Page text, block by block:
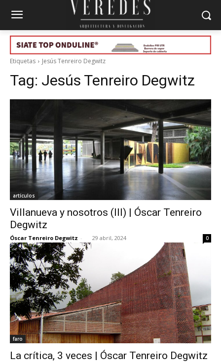
Etiquetas Jesús Tenreiro Degwitz
Tag: Jesús Tenreiro Degwitz
artículos
Villanueva y nosotros (III) | Óscar Tenreiro
Degwitz
Óscar Tenreiro Degwitz - 29 abril, 2024 0
faro
La crítica, 3 veces | Óscar Tenreiro Degwitz